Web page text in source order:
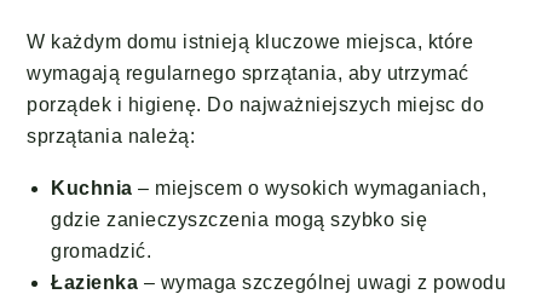
W każdym domu istnieją kluczowe miejsca, które
wymagają regularnego sprzątania, aby utrzymać
porządek i higienę. Do najważniejszych miejsc do
sprzątania należą:
Kuchnia – miejscem o wysokich wymaganiach,
gdzie zanieczyszczenia mogą szybko się
gromadzić.
Łazienka – wymaga szczególnej uwagi z powodu